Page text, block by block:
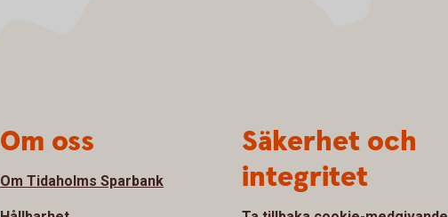
Om oss
Om Tidaholms Sparbank
Säkerhet och
integritet